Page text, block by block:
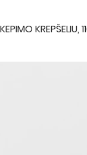
KREPŠELIU,